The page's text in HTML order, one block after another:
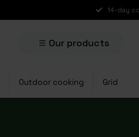
14-day
Our products
Outdoor cooking Grid